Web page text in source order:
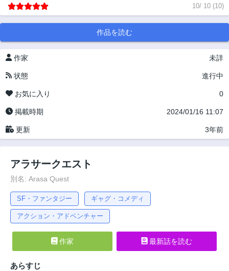
10/ 10 (10)
作品を読む
作家 未詳
状態 進行中
お気に入り 0
掲載時期 2024/01/16 11:07
更新 3年前
アラサークエスト
別名: Arasa Quest
SF・ファンタジー ギャグ・コメディ
アクション・アドベンチャー
作家 最新話を読む
あらすじ